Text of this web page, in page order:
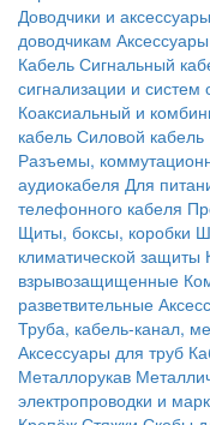
Доводчики и аксессуары
доводчикам
Кабель Сигнальный
сигнализации и
Коаксиальный и
кабель Силовой кабель
Разъемы,
аудиокабеля Для
телефонного кабеля
Щиты, боксы, коробки
климатической защиты
взрывозащищенные
разветвительные
Труба, кабель-канал,
Аксессуары для труб
Металлорукав
электропроводки и